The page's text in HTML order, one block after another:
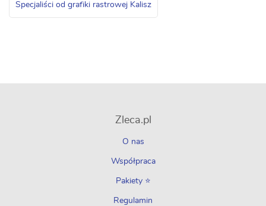
Specjaliści od grafiki rastrowej Kalisz
Zleca.pl
O nas
Współpraca
Pakiety ⭐
Regulamin